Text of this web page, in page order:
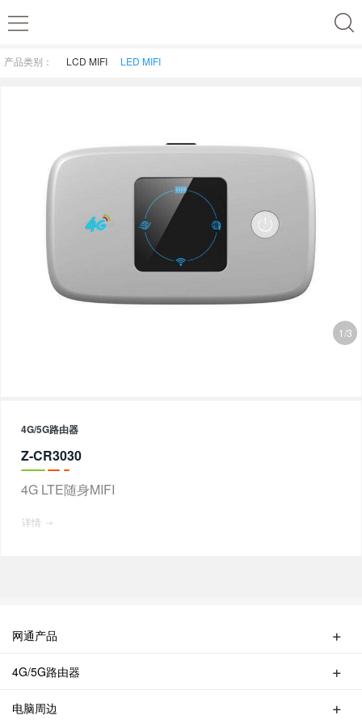
产品类别： LCD MIFI LED MIFI
1/3
4G/5G路由器
Z-CR3030
4G LTE随身MIFI
详情
网通产品
交换机
无线AP
4G/5G路由器
4G UFI
电脑周边